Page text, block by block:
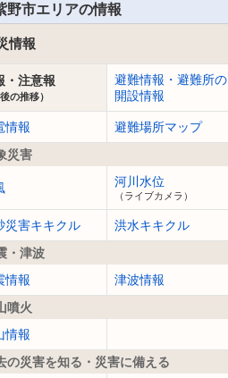
野市エリアの情報
情報
・注意報
後の推移）
避難情報・避難所の
開設情報
情報
避難場所マップ
災害
河川水位
（ライブカメラ）
災害キキクル
洪水キキクル
・津波
情報
津波情報
噴火
情報
の災害を知る・災害に備える